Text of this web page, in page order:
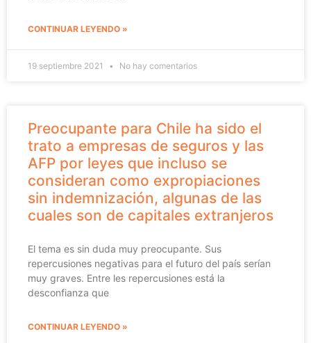
CONTINUAR LEYENDO »
19 septiembre 2021 No hay comentarios
Preocupante para Chile ha sido el
trato a empresas de seguros y las
AFP por leyes que incluso se
consideran como expropiaciones
sin indemnización, algunas de las
cuales son de capitales extranjeros
El tema es sin duda muy preocupante. Sus
repercusiones negativas para el futuro del país serían
muy graves. Entre les repercusiones está la
desconfianza que
CONTINUAR LEYENDO »